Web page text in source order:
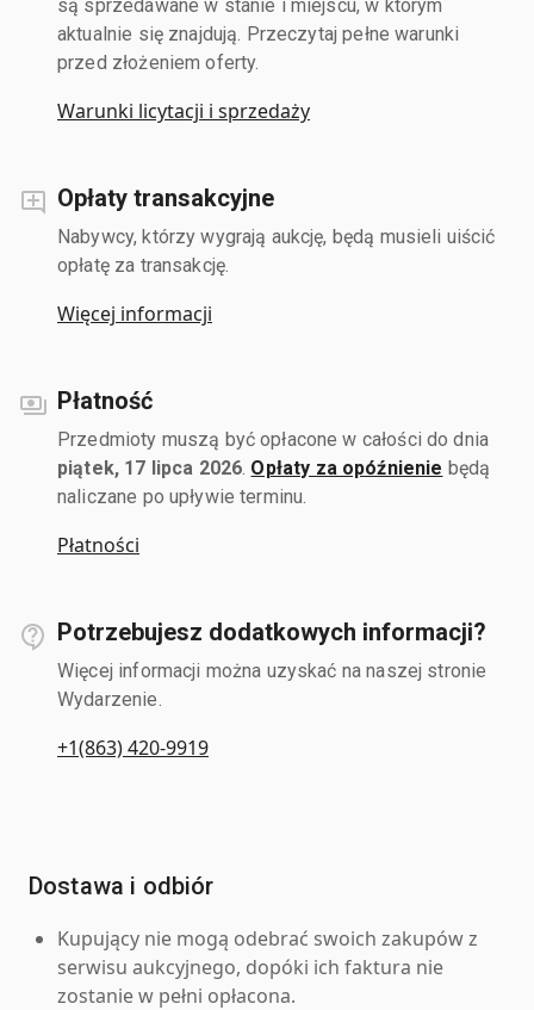
są sprzedawane w stanie i miejscu, w którym
aktualnie się znajdują. Przeczytaj pełne warunki
przed złożeniem oferty.
Warunki licytacji i sprzedaży
Opłaty transakcyjne
Nabywcy, którzy wygrają aukcję, będą musieli uiścić
opłatę za transakcję.
Więcej informacji
Płatność
Przedmioty muszą być opłacone w całości do dnia
piątek, 17 lipca 2026 Opłaty za opóźnienie będą
naliczane po upływie terminu.
Płatności
Potrzebujesz dodatkowych informacji?
Więcej informacji można uzyskać na naszej stronie
Wydarzenie.
+1(863) 420-9919
Dostawa i odbiór
Kupujący nie mogą odebrać swoich zakupów z
serwisu aukcyjnego, dopóki ich faktura nie
zostanie w pełni opłacona.